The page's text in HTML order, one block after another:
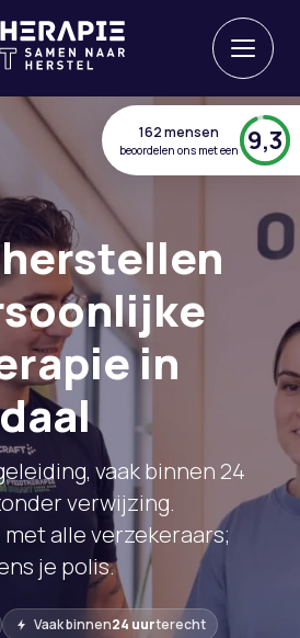
162 mensen
beoordelen ons met een 9,3
in
vaak binnen 24
verwijzing.
alle verzekeraars;
je polis.
Vaak binnen24 uurterecht